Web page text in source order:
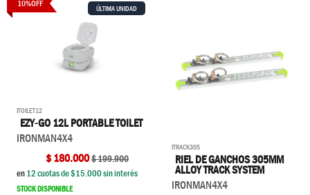
10%OFF ÚLTIMA UNIDAD
ITOILET12
EZY-GO 12L PORTABLE TOILET
IRONMAN4X4
$180.000$199.900
en12cuotas de $15.000sin interés
STOCK DISPONIBLE
ITRACK305
RIEL DE GANCHOS 305MM
ALLOY TRACK SYSTEM
IRONMAN4X4